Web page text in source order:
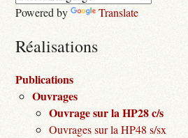
Powered by Translate
Réalisations
Publications
Ouvrages
Ouvrage sur la HP28 c/s
Ouvrages sur la HP48 s/sx